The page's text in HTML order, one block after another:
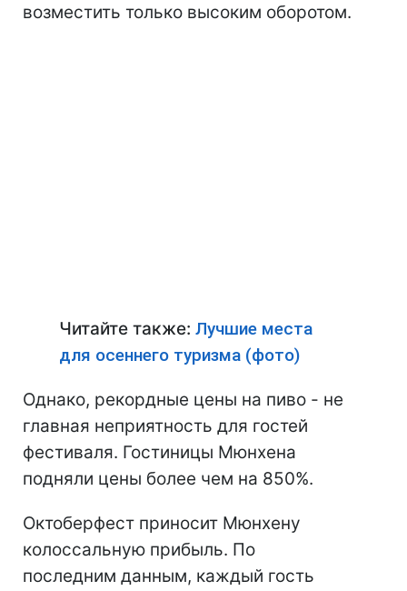
возместить только высоким оборотом.
Читайте также: Лучшие места
для осеннего туризма (фото)
Однако, рекордные цены на пиво - не
главная неприятность для гостей
фестиваля. Гостиницы Мюнхена
подняли цены более чем на 850%.
Октоберфест приносит Мюнхену
колоссальную прибыль. По
последним данным, каждый гость